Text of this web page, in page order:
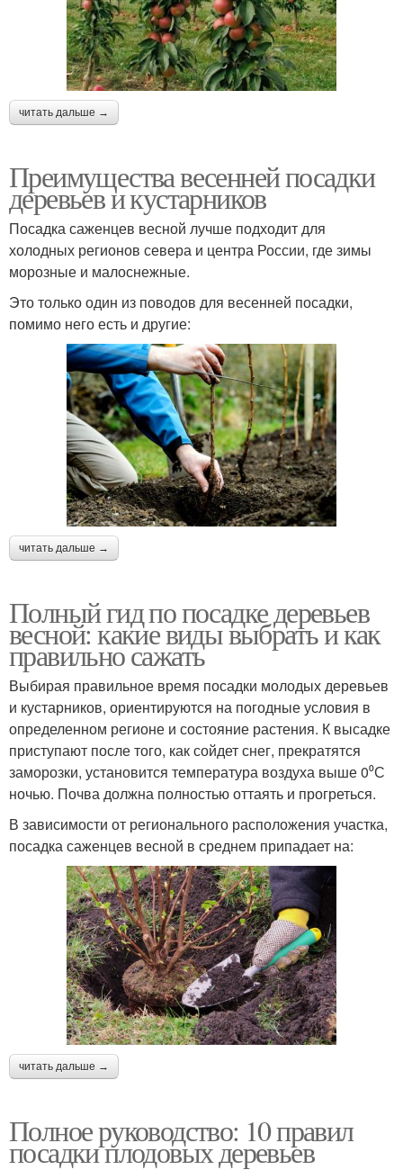
читать дальше →
Преимущества весенней посадки
деревьев и кустарников
Посадка саженцев весной лучше подходит для
холодных регионов севера и центра России, где зимы
морозные и малоснежные.
Это только один из поводов для весенней посадки,
помимо него есть и другие:
читать дальше →
Полный гид по посадке деревьев
весной: какие виды выбрать и как
правильно сажать
Выбирая правильное время посадки молодых деревьев
и кустарников, ориентируются на погодные условия в
определенном регионе и состояние растения. К высадке
приступают после того, как сойдет снег, прекратятся
заморозки, установится температура воздуха выше 0⁰С
ночью. Почва должна полностью оттаять и прогреться.
В зависимости от регионального расположения участка,
посадка саженцев весной в среднем припадает на:
читать дальше →
Полное руководство: 10 правил
посадки плодовых деревьев